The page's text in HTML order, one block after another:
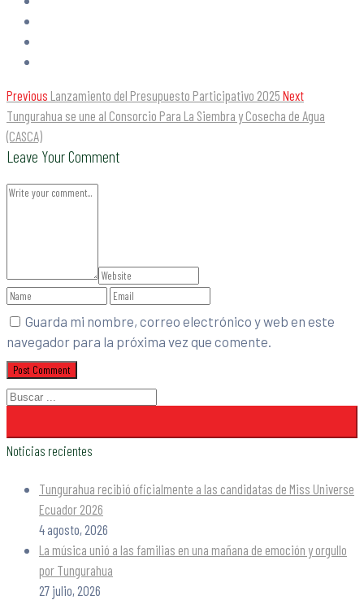
Previous Lanzamiento del Presupuesto Participativo 2025 Next
Tungurahua se une al Consorcio Para La Siembra y Cosecha de Agua
(CASCA)
Leave Your Comment
Guarda mi nombre, correo electrónico y web en este
navegador para la próxima vez que comente.
Noticias recientes
Tungurahua recibió oficialmente a las candidatas de Miss Universe
Ecuador 2026
4 agosto, 2026
La música unió a las familias en una mañana de emoción y orgullo
por Tungurahua
27 julio, 2026